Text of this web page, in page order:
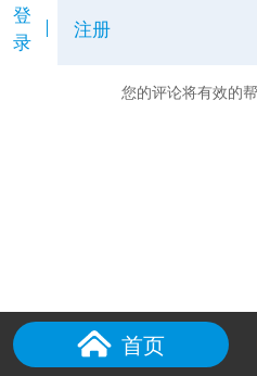
登
录
注册
您的评论将有效的
首页